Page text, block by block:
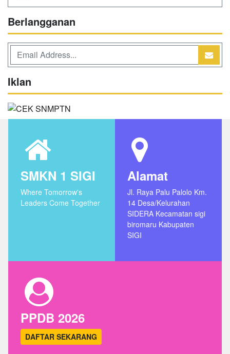
Berlangganan
Iklan
SMKN 1 SIGI
Where Tomorrow's
Leaders Come Together
Alamat
Jl. Raya Palu Palolo Km.
14 Desa/Kelurahan
SIDERA Kecamatan sigi
biromaru Kabupaten
SIGI
PPDB 2026
DAFTAR SEKARANG